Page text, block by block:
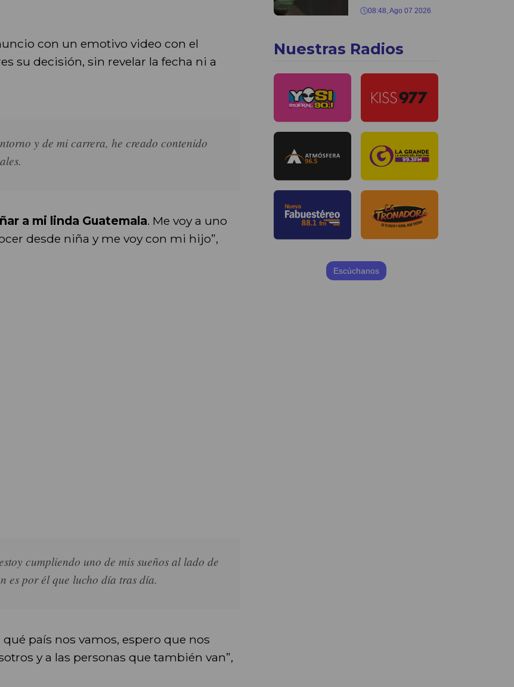
con un emotivo video con el
su decisión, sin revelar la fecha ni a
y de mi carrera, he creado contenido
a mi linda Guatemala. Me voy a uno
desde niña y me voy con mi hijo”,
cumpliendo uno de mis sueños al lado de
es por él que lucho día tras día.
país nos vamos, espero que nos
y a las personas que también van”,
08:48, Ago 07 2026
Nuestras Radios
Escúchanos